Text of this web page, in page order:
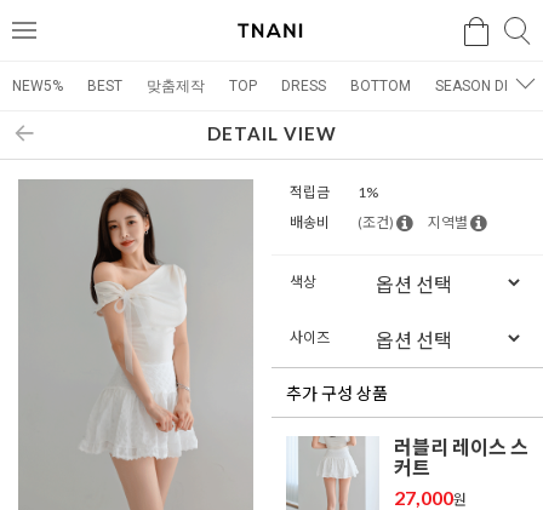
메
검색
NEW5% BEST 맞춤제작 TOP DRESS BOTTOM SEASON DRESS
DETAIL VIEW
적립금
1%
배송비
(조건) 지역별
색상
사이즈
추가 구성 상품
러블리 레이스 스
커트
27,000원